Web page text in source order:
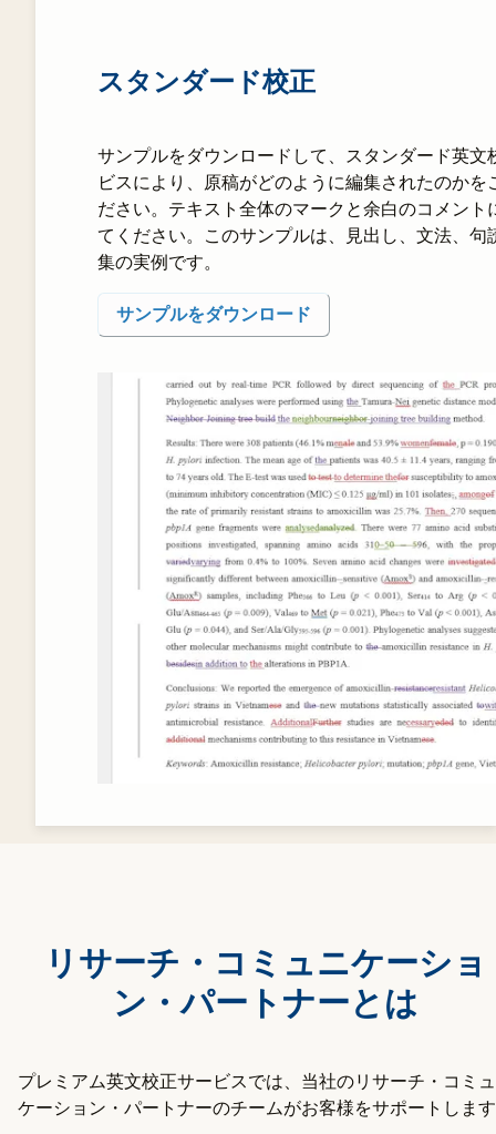
スタンダード校正
サンプルをダウンロードして、スタンダード英文
ビスにより、原稿がどのように編集されたのかを
ださい。テキスト全体のマークと余白のコメント
てください。このサンプルは、見出し、文法、句
集の実例です。
サンプルをダウンロード
リサーチ・コミュニケーショ
ン・パートナーとは
プレミアム英文校正サービスでは、当社のリサーチ・コミ
ケーション・パートナーのチームがお客様をサポートしま